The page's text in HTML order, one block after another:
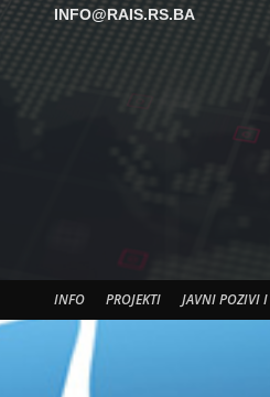
INFO@RAIS.RS.BA
INFO PROJEKTI JAVNI POZIVI